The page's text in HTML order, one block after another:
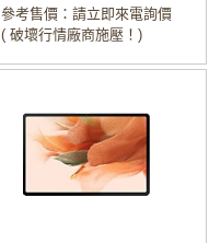
參考售價：請立即來電詢價
( 破壞行情廠商施壓！)